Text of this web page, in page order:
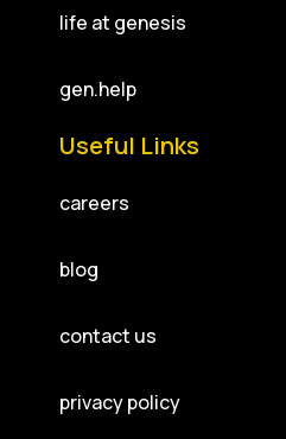
life at genesis
gen.help
Useful Links
careers
blog
contact us
privacy policy